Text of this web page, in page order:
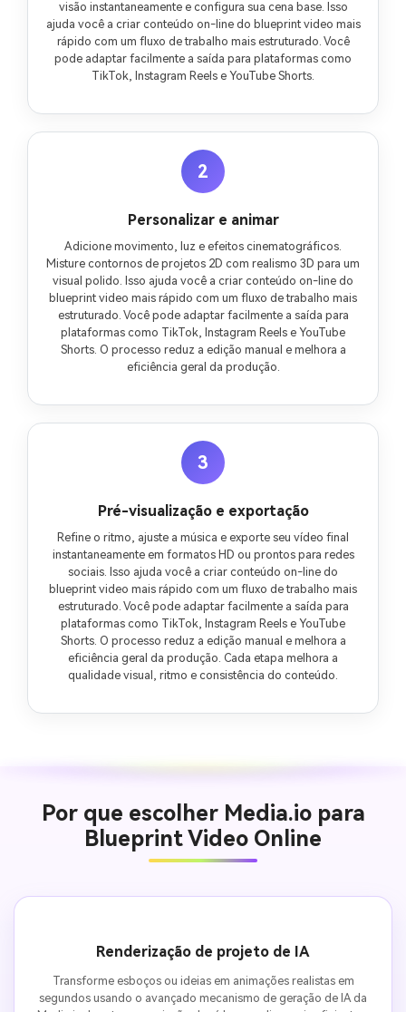
visão instantaneamente e configura sua cena base. Isso
ajuda você a criar conteúdo on-line do blueprint video mais
rápido com um fluxo de trabalho mais estruturado. Você
pode adaptar facilmente a saída para plataformas como
TikTok, Instagram Reels e YouTube Shorts.
2
Personalizar e animar
Adicione movimento, luz e efeitos cinematográficos.
Misture contornos de projetos 2D com realismo 3D para um
visual polido. Isso ajuda você a criar conteúdo on-line do
blueprint video mais rápido com um fluxo de trabalho mais
estruturado. Você pode adaptar facilmente a saída para
plataformas como TikTok, Instagram Reels e YouTube
Shorts. O processo reduz a edição manual e melhora a
eficiência geral da produção.
3
Pré-visualização e exportação
Refine o ritmo, ajuste a música e exporte seu vídeo final
instantaneamente em formatos HD ou prontos para redes
sociais. Isso ajuda você a criar conteúdo on-line do
blueprint video mais rápido com um fluxo de trabalho mais
estruturado. Você pode adaptar facilmente a saída para
plataformas como TikTok, Instagram Reels e YouTube
Shorts. O processo reduz a edição manual e melhora a
eficiência geral da produção. Cada etapa melhora a
qualidade visual, ritmo e consistência do conteúdo.
Por que escolher Media.io para
Blueprint Video Online
Renderização de projeto de IA
Transforme esboços ou ideias em animações realistas em
segundos usando o avançado mecanismo de geração de IA da